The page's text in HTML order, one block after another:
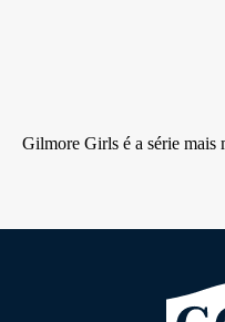
Gilmore Girls é a série mais